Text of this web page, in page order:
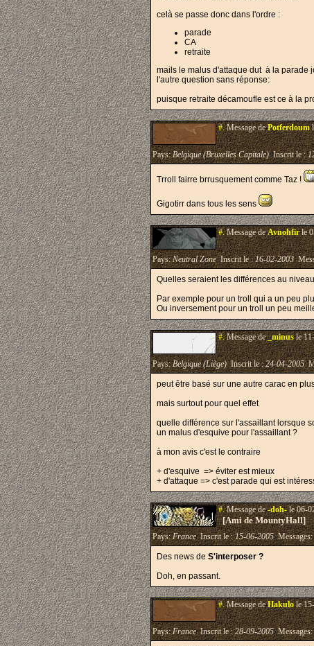
celà se passe donc dans l'ordre :
parade
CA
retraite
mails le malus d'attaque dut à la parade
l'autre question sans réponse:
puisque retraite décamoufle est ce à la
#.Message dePotferdoum
Pays:Belgique (Bruxelles Capitale)Inscrit le :
Trroll fairre brrusquement comme Taz !
Gigotirr dans tous les sens
#.Message deAvnohfirle
Pays:Neutral ZoneInscrit le :16-02-2003
Quelles seraient les différences au
Par exemple pour un troll qui a un peu
Ou inversement pour un troll un peu
#.Message de_minusle
Pays:Belgique (Liège)Inscrit le :24-04-2005
peut être basé sur une autre carac en
mais surtout pour quel effet
quelle différence sur l'assaillant lorsque
un malus d'esquive pour l'assaillant ?
à mon avis c'est le contraire
+ d'esquive => éviter est mieux
+ d'attaque => c'est parade qui est
#.Message de-doh-le 06-
[Ami de MountyHall]
Pays:FranceInscrit le :15-06-2005Messages:
Des news de S'interposer ?
Doh, en passant.
#.Message deHakulole
Pays:FranceInscrit le :28-09-2005Messages: